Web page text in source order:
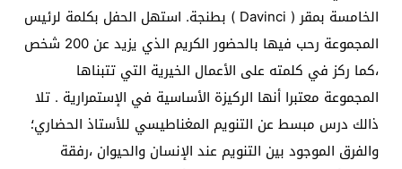
الخامسة بمقر ( Davinci ) بطنجة. استهل الحفل بكلمة لرئيس
المجموعة رحب فيها بالحضور الكريم الذي يزيد عن 200 شخص
،كما ركز في كلمته على الأعمال الخيرية التي تتبناها
المجموعة معتبرا أنها الركيزة الأساسية في الإستمرارية . تلا
ذالك درس مبسط عن التنويم المغناطيسي للأستاذ الحضاري؛
والفرق الموجود بين التنويم عند الإنسان والحيوان ،رفقة